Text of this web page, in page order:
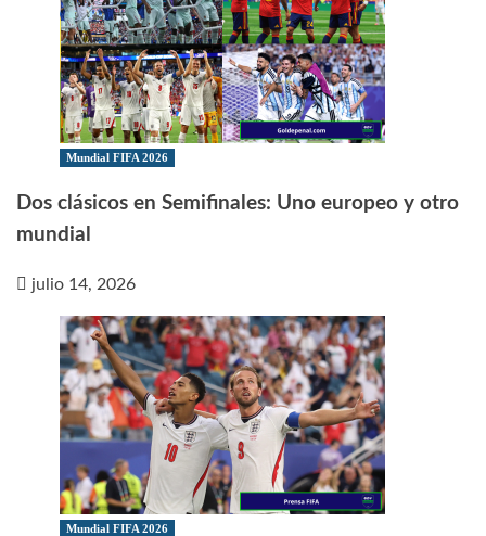
Mundial FIFA 2026
Dos clásicos en Semifinales: Uno europeo y otro
mundial
julio 14, 2026
Mundial FIFA 2026